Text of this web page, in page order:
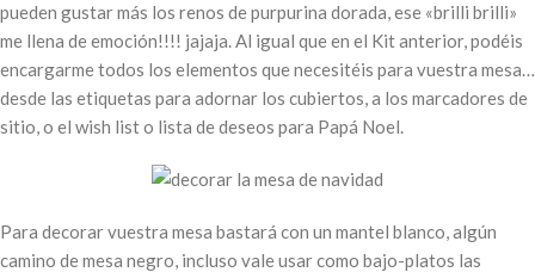
pueden gustar más los renos de purpurina dorada, ese «brilli brilli»
me llena de emoción!!!! jajaja. Al igual que en el Kit anterior, podéis
encargarme todos los elementos que necesitéis para vuestra mesa…
desde las etiquetas para adornar los cubiertos, a los marcadores de
sitio, o el wish list o lista de deseos para Papá Noel.
Para decorar vuestra mesa bastará con un mantel blanco, algún
camino de mesa negro, incluso vale usar como bajo-platos las